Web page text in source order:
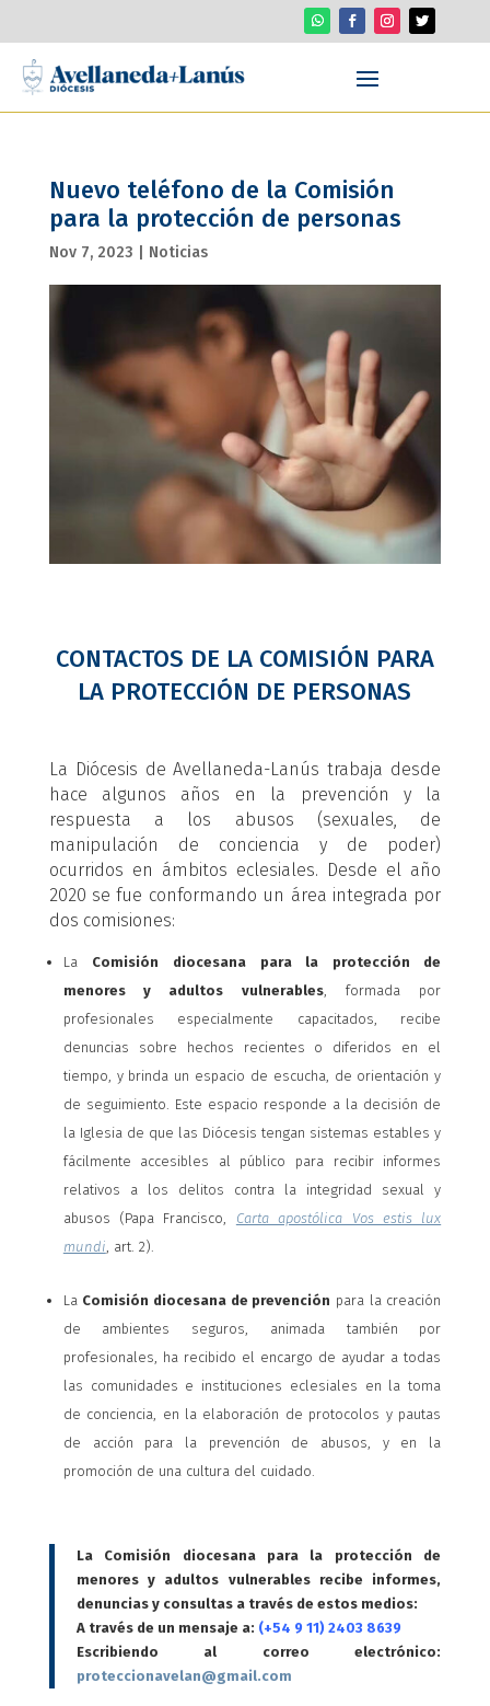
Nuevo teléfono de la Comisión
para la protección de personas
Nov 7, 2023 Noticias
CONTACTOS DE LA COMISIÓN PARA
LA PROTECCIÓN DE PERSONAS
La Diócesis de Avellaneda-Lanús trabaja desde
hace algunos años en la prevención y la
respuesta a los abusos (sexuales, de
manipulación de conciencia y de poder)
ocurridos en ámbitos eclesiales. Desde el año
2020 se fue conformando un área integrada por
dos comisiones:
La
Comisión diocesana para la protección de
menores y adultos vulnerables, formada por
profesionales especialmente capacitados, recibe
denuncias sobre hechos recientes o diferidos en el
tiempo, y brinda un espacio de escucha, de orientación y
de seguimiento. Este espacio responde a la decisión de
la Iglesia de que las Diócesis tengan sistemas estables y
fácilmente accesibles al público para recibir informes
relativos a los delitos contra la integridad sexual y
abusos (Papa Francisco,
Carta apostólica Vos estis lux
mundi , art. 2).
La Comisión diocesana de prevención para la creación
de ambientes seguros, animada también por
profesionales, ha recibido el encargo de ayudar a todas
las comunidades e instituciones eclesiales en la toma
de conciencia, en la elaboración de protocolos y pautas
de acción para la prevención de abusos, y en la
promoción de una cultura del cuidado.
La Comisión diocesana para la protección de
menores y adultos vulnerables recibe informes,
denuncias y consultas a través de estos medios:
A través de un mensaje a: (+54 9 11) 2403 8639
Escribiendo al correo electrónico:
proteccionavelan@gmail.com